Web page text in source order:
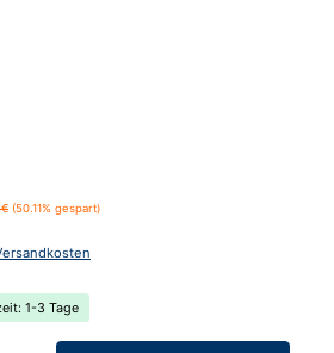
Preis:
(50.11% gespart)
1-3 Tage
gewünschten Wert ein oder benutze die